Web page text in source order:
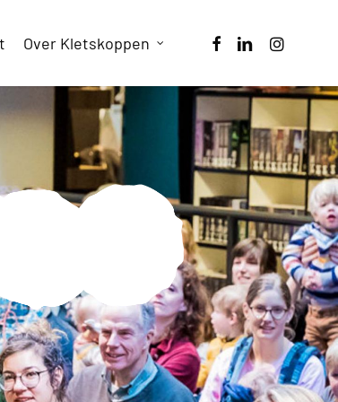
Over Kletskoppen facebooklinkedininstagram